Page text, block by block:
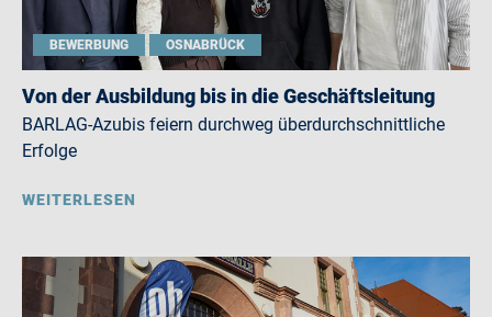
BEWERBUNG OSNABRÜCK
Von der Ausbildung bis in die Geschäftsleitung
BARLAG-Azubis feiern durchweg überdurchschnittliche
Erfolge
WEITERLESEN